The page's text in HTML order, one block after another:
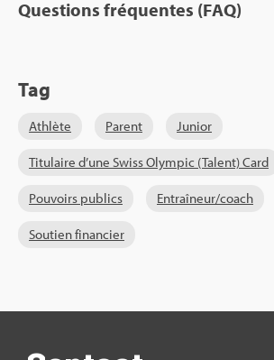
Ques­tions fré­quentes (FAQ)
Tag
Ath­lète Parent Junior
Titu­laire d’une Swiss Olym­pic (Talent) Card
Pou­voirs publics Entraî­neur/coach
Sou­tien finan­cier